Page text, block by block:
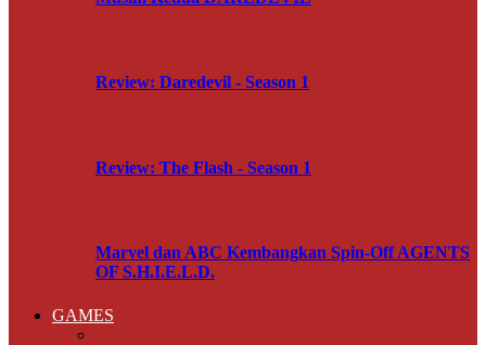
Review: Daredevil - Season 1
Review: The Flash - Season 1
Marvel dan ABC Kembangkan Spin-Off AGENTS
OF S.H.I.E.L.D.
GAMES